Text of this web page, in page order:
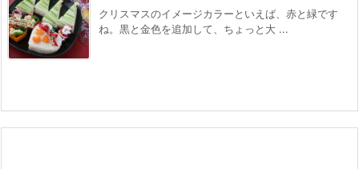
クリスマスのイメージカラーといえば、赤と緑です
ね。黒と金色を追加して、ちょっと大 ...